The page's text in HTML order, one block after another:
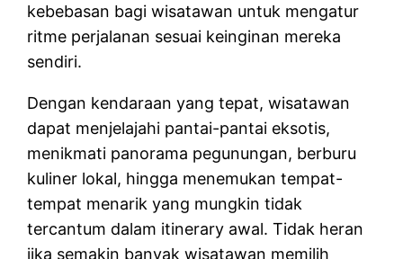
kebebasan bagi wisatawan untuk mengatur
ritme perjalanan sesuai keinginan mereka
sendiri.
Dengan kendaraan yang tepat, wisatawan
dapat menjelajahi pantai-pantai eksotis,
menikmati panorama pegunungan, berburu
kuliner lokal, hingga menemukan tempat-
tempat menarik yang mungkin tidak
tercantum dalam itinerary awal. Tidak heran
jika semakin banyak wisatawan memilih